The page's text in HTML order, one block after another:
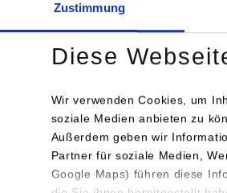
Zustimmung
Diese
Wir verwenden Cookies, um
soziale Medien anbieten zu
Außerdem geben wir
Partner für soziale Medien,
Google Maps) führen diese
Anschrift / Ansprechperson